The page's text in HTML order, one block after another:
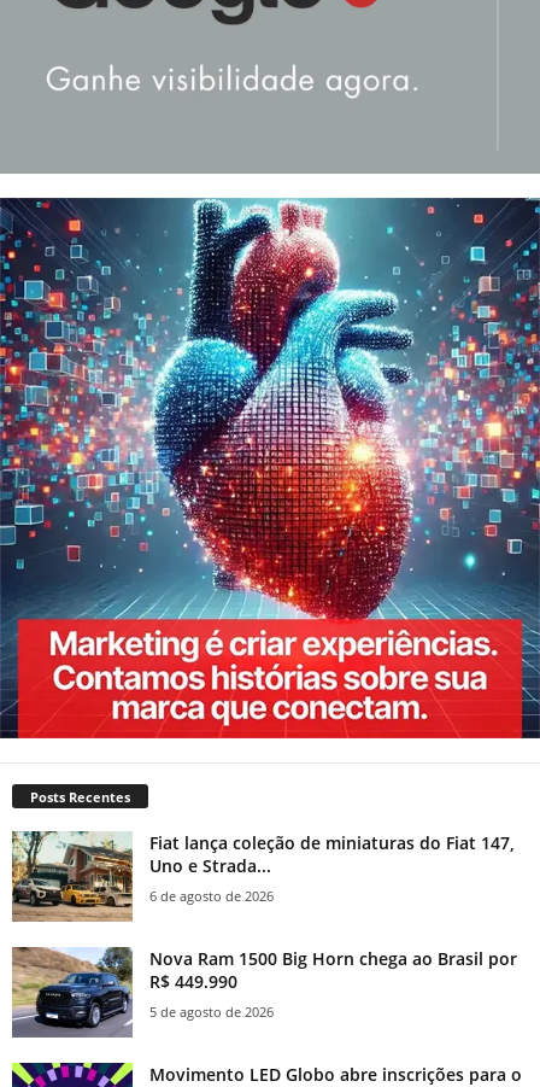
Posts Recentes
Fiat lança coleção de miniaturas do Fiat 147,
Uno e Strada...
6 de agosto de 2026
Nova Ram 1500 Big Horn chega ao Brasil por
R$ 449.990
5 de agosto de 2026
Movimento LED Globo abre inscrições para o